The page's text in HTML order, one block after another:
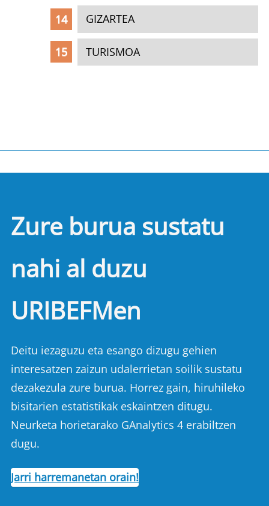
GIZARTEA
TURISMOA
Zure burua sustatu
nahi al duzu
URIBEFMen
Deitu iezaguzu eta esango dizugu gehien
interesatzen zaizun udalerrietan soilik sustatu
dezakezula zure burua. Horrez gain, hiruhileko
bisitarien estatistikak eskaintzen ditugu.
Neurketa horietarako GAnalytics 4 erabiltzen
dugu.
Jarri harremanetan orain!